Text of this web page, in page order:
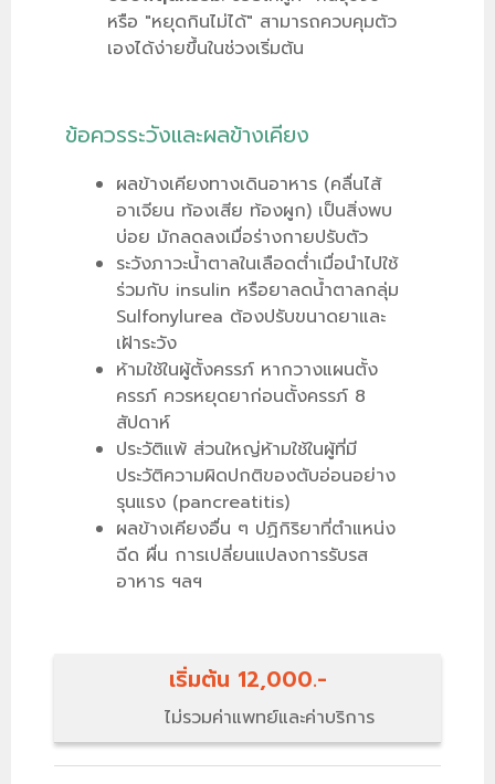
หรือ "หยุดกินไม่ได้" สามารถควบคุมตัว
เองได้ง่ายขึ้นในช่วงเริ่มต้น
ข้อควรระวังและผลข้างเคียง
ผลข้างเคียงทางเดินอาหาร (คลื่นไส้
อาเจียน ท้องเสีย ท้องผูก) เป็นสิ่งพบ
บ่อย มักลดลงเมื่อร่างกายปรับตัว
ระวังภาวะน้ำตาลในเลือดต่ำเมื่อนำไปใช้
ร่วมกับ insulin หรือยาลดน้ำตาลกลุ่ม
Sulfonylurea ต้องปรับขนาดยาและ
เฝ้าระวัง
ห้ามใช้ในผู้ตั้งครรภ์ หากวางแผนตั้ง
ครรภ์ ควรหยุดยาก่อนตั้งครรภ์ 8
สัปดาห์
ประวัติแพ้ ส่วนใหญ่ห้ามใช้ในผู้ที่มี
ประวัติความผิดปกติของตับอ่อนอย่าง
รุนแรง (pancreatitis)
ผลข้างเคียงอื่น ๆ ปฏิกิริยาที่ตำแหน่ง
ฉีด ผื่น การเปลี่ยนแปลงการรับรส
อาหาร ฯลฯ
เริ่มต้น 12,000.-
ไม่รวมค่าแพทย์และค่าบริการ